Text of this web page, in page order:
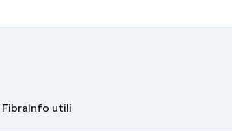
Info utili